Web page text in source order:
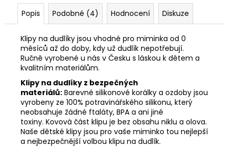
Popis Podobné (4) Hodnocení Diskuze
Klipy na dudlíky jsou vhodné pro miminka od 0
měsíců až do doby, kdy už dudlík nepotřebují.
Ručně vyrobené u nás v Česku s láskou k dětem a
kvalitním materiálům.
Klipy na dudlíky z bezpečných
materiálů: Barevné silikonové korálky a ozdoby jsou
vyrobeny ze 100% potravinářského silikonu, který
neobsahuje žádné ftaláty, BPA a ani jiné
toxiny. Kovová část klipu je bez obsahu niklu a olova.
Naše dětské klipy jsou pro vaše miminko tou nejlepší
a nejbezpečnější volbou klipu na dudlík.